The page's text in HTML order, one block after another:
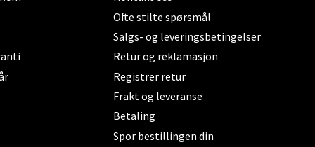
Ofte stilte spørsmål
Salgs- og leveringsbetingelser
Retur og reklamasjon
Registrer retur
Frakt og leveranse
Betaling
Spor bestillingen din